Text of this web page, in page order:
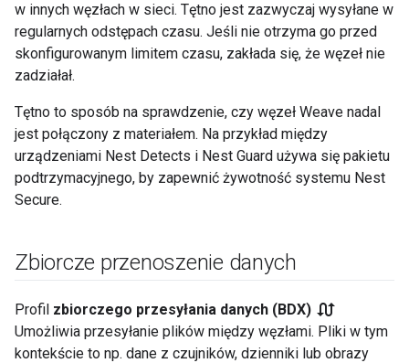
w innych węzłach w sieci. Tętno jest zazwyczaj wysyłane w
regularnych odstępach czasu. Jeśli nie otrzyma go przed
skonfigurowanym limitem czasu, zakłada się, że węzeł nie
zadziałał.
Tętno to sposób na sprawdzenie, czy węzeł Weave nadal
jest połączony z materiałem. Na przykład między
urządzeniami Nest Detects i Nest Guard używa się pakietu
podtrzymacyjnego, by zapewnić żywotność systemu Nest
Secure.
Zbiorcze przenoszenie danych
Profil zbiorczego przesyłania danych (BDX) swap_calls
Umożliwia przesyłanie plików między węzłami. Pliki w tym
kontekście to np. dane z czujników, dzienniki lub obrazy